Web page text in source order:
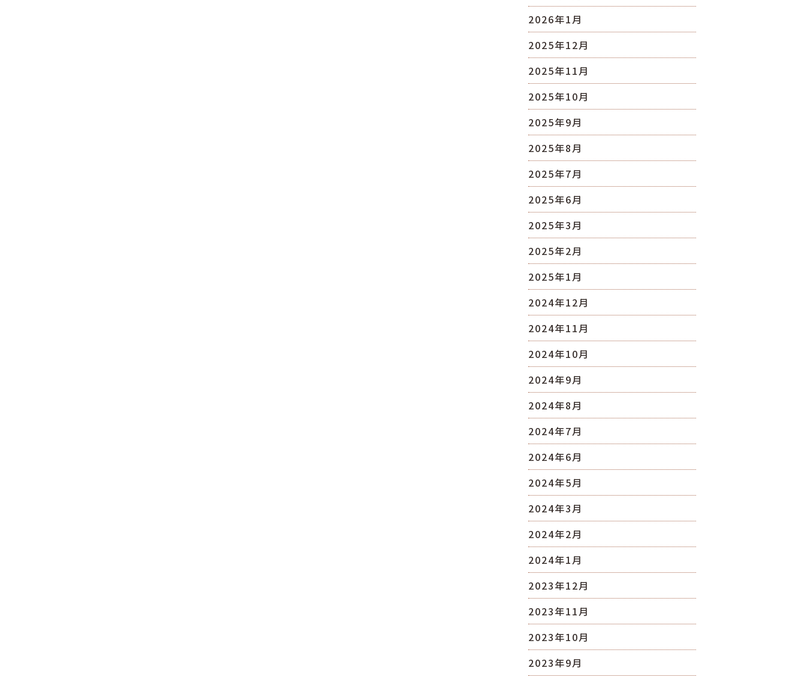
2026年1月
2025年12月
2025年11月
2025年10月
2025年9月
2025年8月
2025年7月
2025年6月
2025年3月
2025年2月
2025年1月
2024年12月
2024年11月
2024年10月
2024年9月
2024年8月
2024年7月
2024年6月
2024年5月
2024年3月
2024年2月
2024年1月
2023年12月
2023年11月
2023年10月
2023年9月